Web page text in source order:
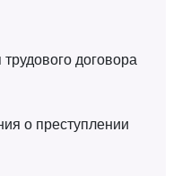
договора
о преступлении